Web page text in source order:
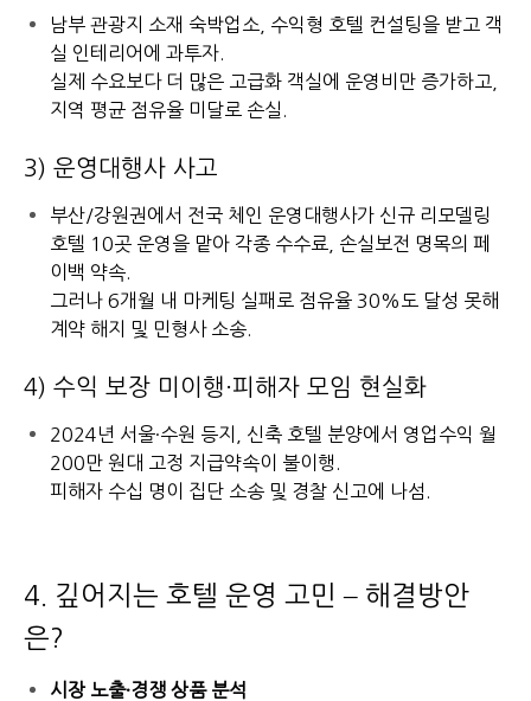
남부 관광지 소재 숙박업소, 수익형 호텔 컨설팅을 받고 객
실 인테리어에 과투자.
실제 수요보다 더 많은 고급화 객실에 운영비만 증가하고,
지역 평균 점유율 미달로 손실.
3) 운영대행사 사고
부산/강원권에서 전국 체인 운영대행사가 신규 리모델링
호텔 10곳 운영을 맡아 각종 수수료, 손실보전 명목의 페
이백 약속.
그러나 6개월 내 마케팅 실패로 점유율 30%도 달성 못해
계약 해지 및 민형사 소송.
4) 수익 보장 미이행·피해자 모임 현실화
2024년 서울·수원 등지, 신축 호텔 분양에서 영업수익 월
200만 원대 고정 지급약속이 불이행.
피해자 수십 명이 집단 소송 및 경찰 신고에 나섬.
4. 깊어지는 호텔 운영 고민 – 해결방안
은?
시장 노출·경쟁 상품 분석